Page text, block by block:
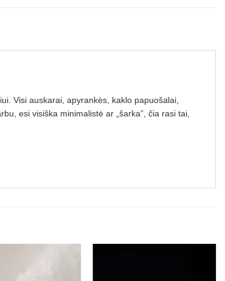
Visi auskarai, apyrankės, kaklo papuošalai,
esi visiška minimalistė ar „šarka”, čia rasi tai,